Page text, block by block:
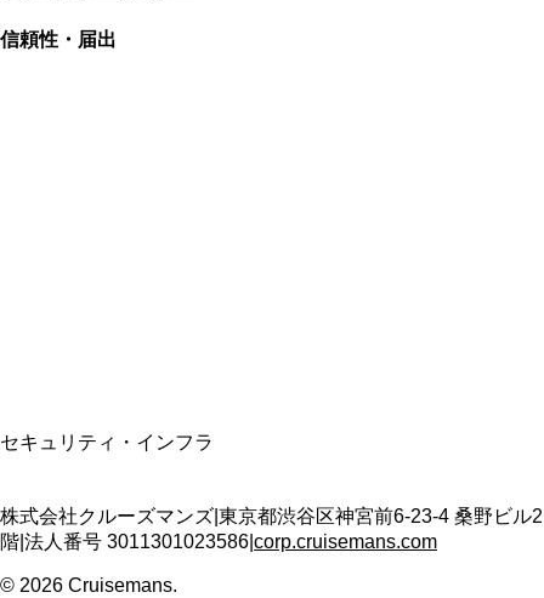
信頼性・届出
セキュリティ・インフラ
株式会社クルーズマンズ 東京都渋谷区神宮前6-23-4 桑野ビル2
階 法人番号 3011301023586 corp.cruisemans.com
© 2026 Cruisemans.